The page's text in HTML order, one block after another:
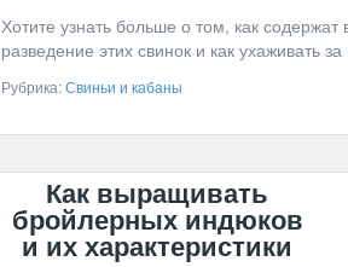
Хотите узнать больше о том, как
разведение этих свинок и как ухаживать
Рубрика:Свиньи и кабаны
Как выращивать
бройлерных индюков
и их характеристики